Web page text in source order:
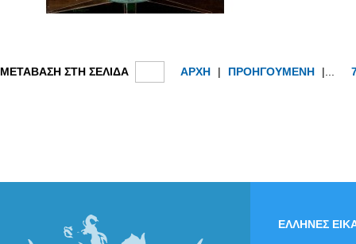
ΜΕΤΑΒΑΣΗ ΣΤΗ ΣΕΛΙΔΑ ΑΡΧΗ | ΠΡΟΗΓΟΥΜΕΝΗ |...
ΕΛΛΗΝΕΣ